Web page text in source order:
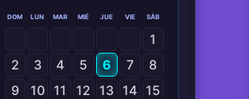
DOM LUN MAR MIÉ JUE VIE SÁB
1
2
3 4 5 6 7
8
9
10 11 12 13 14 15